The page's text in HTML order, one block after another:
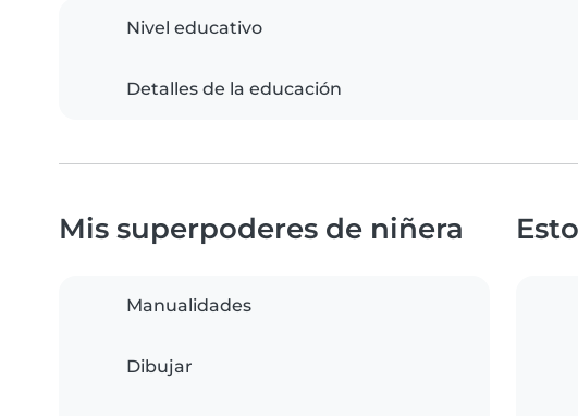
Nivel educativo
Detalles de la educación
Mis superpoderes de niñera
Manualidades
Dibujar